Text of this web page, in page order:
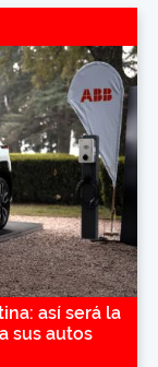
así será la
sus autos